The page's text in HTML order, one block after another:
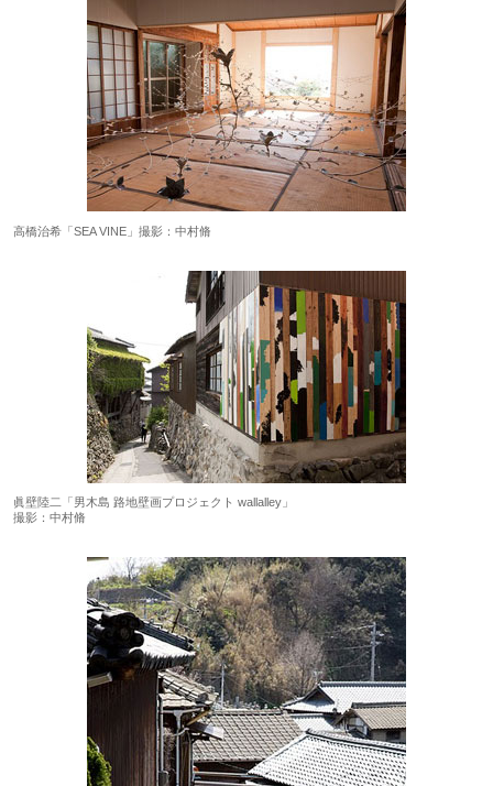
高橋治希「SEA VINE」撮影：中村脩
眞壁陸二「男木島 路地壁画プロジェクト wallalley」
撮影：中村脩